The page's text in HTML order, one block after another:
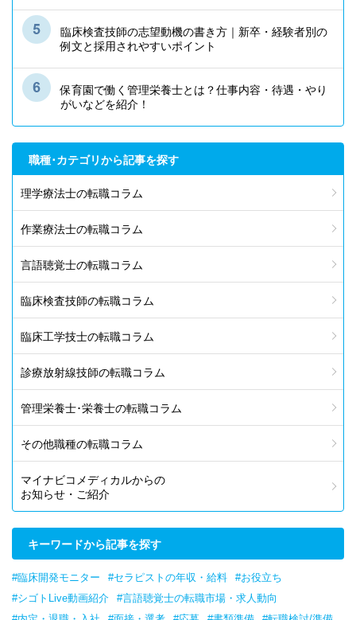
臨床検査技師の志望動機の書き方｜新卒・経験者別の
例文と採用されやすいポイント
保育園で働く管理栄養士とは？仕事内容・待遇・やり
がいなどを紹介！
職種･カテゴリから記事を探す
理学療法士の転職コラム
作業療法士の転職コラム
言語聴覚士の転職コラム
臨床検査技師の転職コラム
臨床工学技士の転職コラム
診療放射線技師の転職コラム
管理栄養士･栄養士の転職コラム
その他職種の転職コラム
マイナビコメディカルからの
お知らせ・ご紹介
キーワードから記事を探す
#臨床開発モニター #セラピストの年収・給料
#お役立ち
#シゴトLive動画紹介
#言語聴覚士の転職市場・求人動向